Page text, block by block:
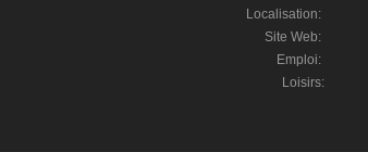
Localisation:
Site Web:
Emploi:
Loisirs: